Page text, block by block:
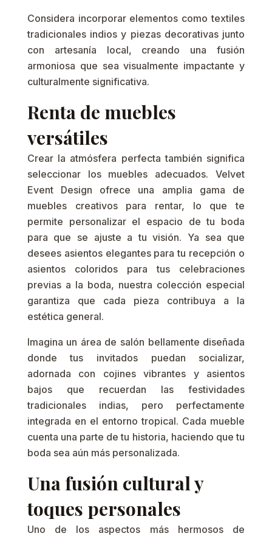
Considera incorporar elementos como textiles
tradicionales indios y piezas decorativas junto
con artesanía local, creando una fusión
armoniosa que sea visualmente impactante y
culturalmente significativa.
Renta de muebles
versátiles
Crear la atmósfera perfecta también significa
seleccionar los muebles adecuados. Velvet
Event Design ofrece una amplia gama de
muebles creativos para rentar, lo que te
permite personalizar el espacio de tu boda
para que se ajuste a tu visión. Ya sea que
desees asientos elegantes para tu recepción o
asientos coloridos para tus celebraciones
previas a la boda, nuestra colección especial
garantiza que cada pieza contribuya a la
estética general.
Imagina un área de salón bellamente diseñada
donde tus invitados puedan socializar,
adornada con cojines vibrantes y asientos
bajos que recuerdan las festividades
tradicionales indias, pero perfectamente
integrada en el entorno tropical. Cada mueble
cuenta una parte de tu historia, haciendo que tu
boda sea aún más personalizada.
Una fusión cultural y
toques personales
Uno de los aspectos más hermosos de